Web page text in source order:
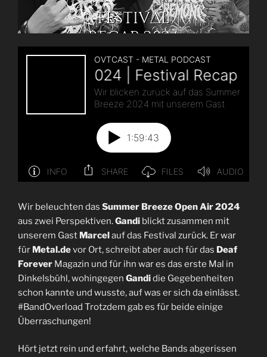
Wir beleuchten das Summer Breeze Open Air 2024
aus zwei Perspektiven.Gandi blickt zusammen mit
unserem Gast Marcelauf das Festival zurück. Er war
für Metal.devor Ort, schreibt aber auch für das Deaf
Forever Magazin und für ihn war es das erste Mal in
Dinkelsbühl, wohingegen Gandidie Gegebenheiten
schon kannte und wusste, auf was er sich da einlässt.
#BandOverload Trotzdem gab es für beide einige
Überraschungen!
Hört jetzt rein und erfahrt, welche Bands abgerissen